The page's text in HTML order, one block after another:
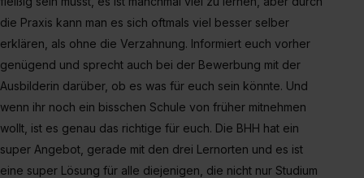
Dienste, ggfs. mit Sitz in den USA, übermittelt werden.
Eine Erlaubnis hierfür kannst du auch später noch im
Einzelfall bei dem jeweiligen Inhalt erteilen. Willst du nur
bestimmte Verwendungszwecke zulassen, triff deine
Auswahl über die Checkboxen und klick auf „Auswahl
erlauben“. Die Einwilligung zur Platzierung von Cookies
der Kategorien „Präferenzen“, „Statistiken“ und „Social
Media und Marketing“ umfasst hierbei die Einwilligung
zur Übermittlung deiner Daten in die USA (Art. 49 Abs. 1
die Praxis kann man es sich oftmals viel besser selber
erklären, als ohne die Verzahnung. Informiert euch vorher
genügend und sprecht auch bei der Bewerbung mit der
Ausbilderin darüber, ob es was für euch sein könnte. Und
wenn ihr noch ein bisschen Schule von früher mitnehmen
wollt, ist es genau das richtige für euch. Die BHH hat ein
super Angebot, gerade mit den drei Lernorten und es ist
eine super Lösung für alle diejenigen, die nicht nur Studium